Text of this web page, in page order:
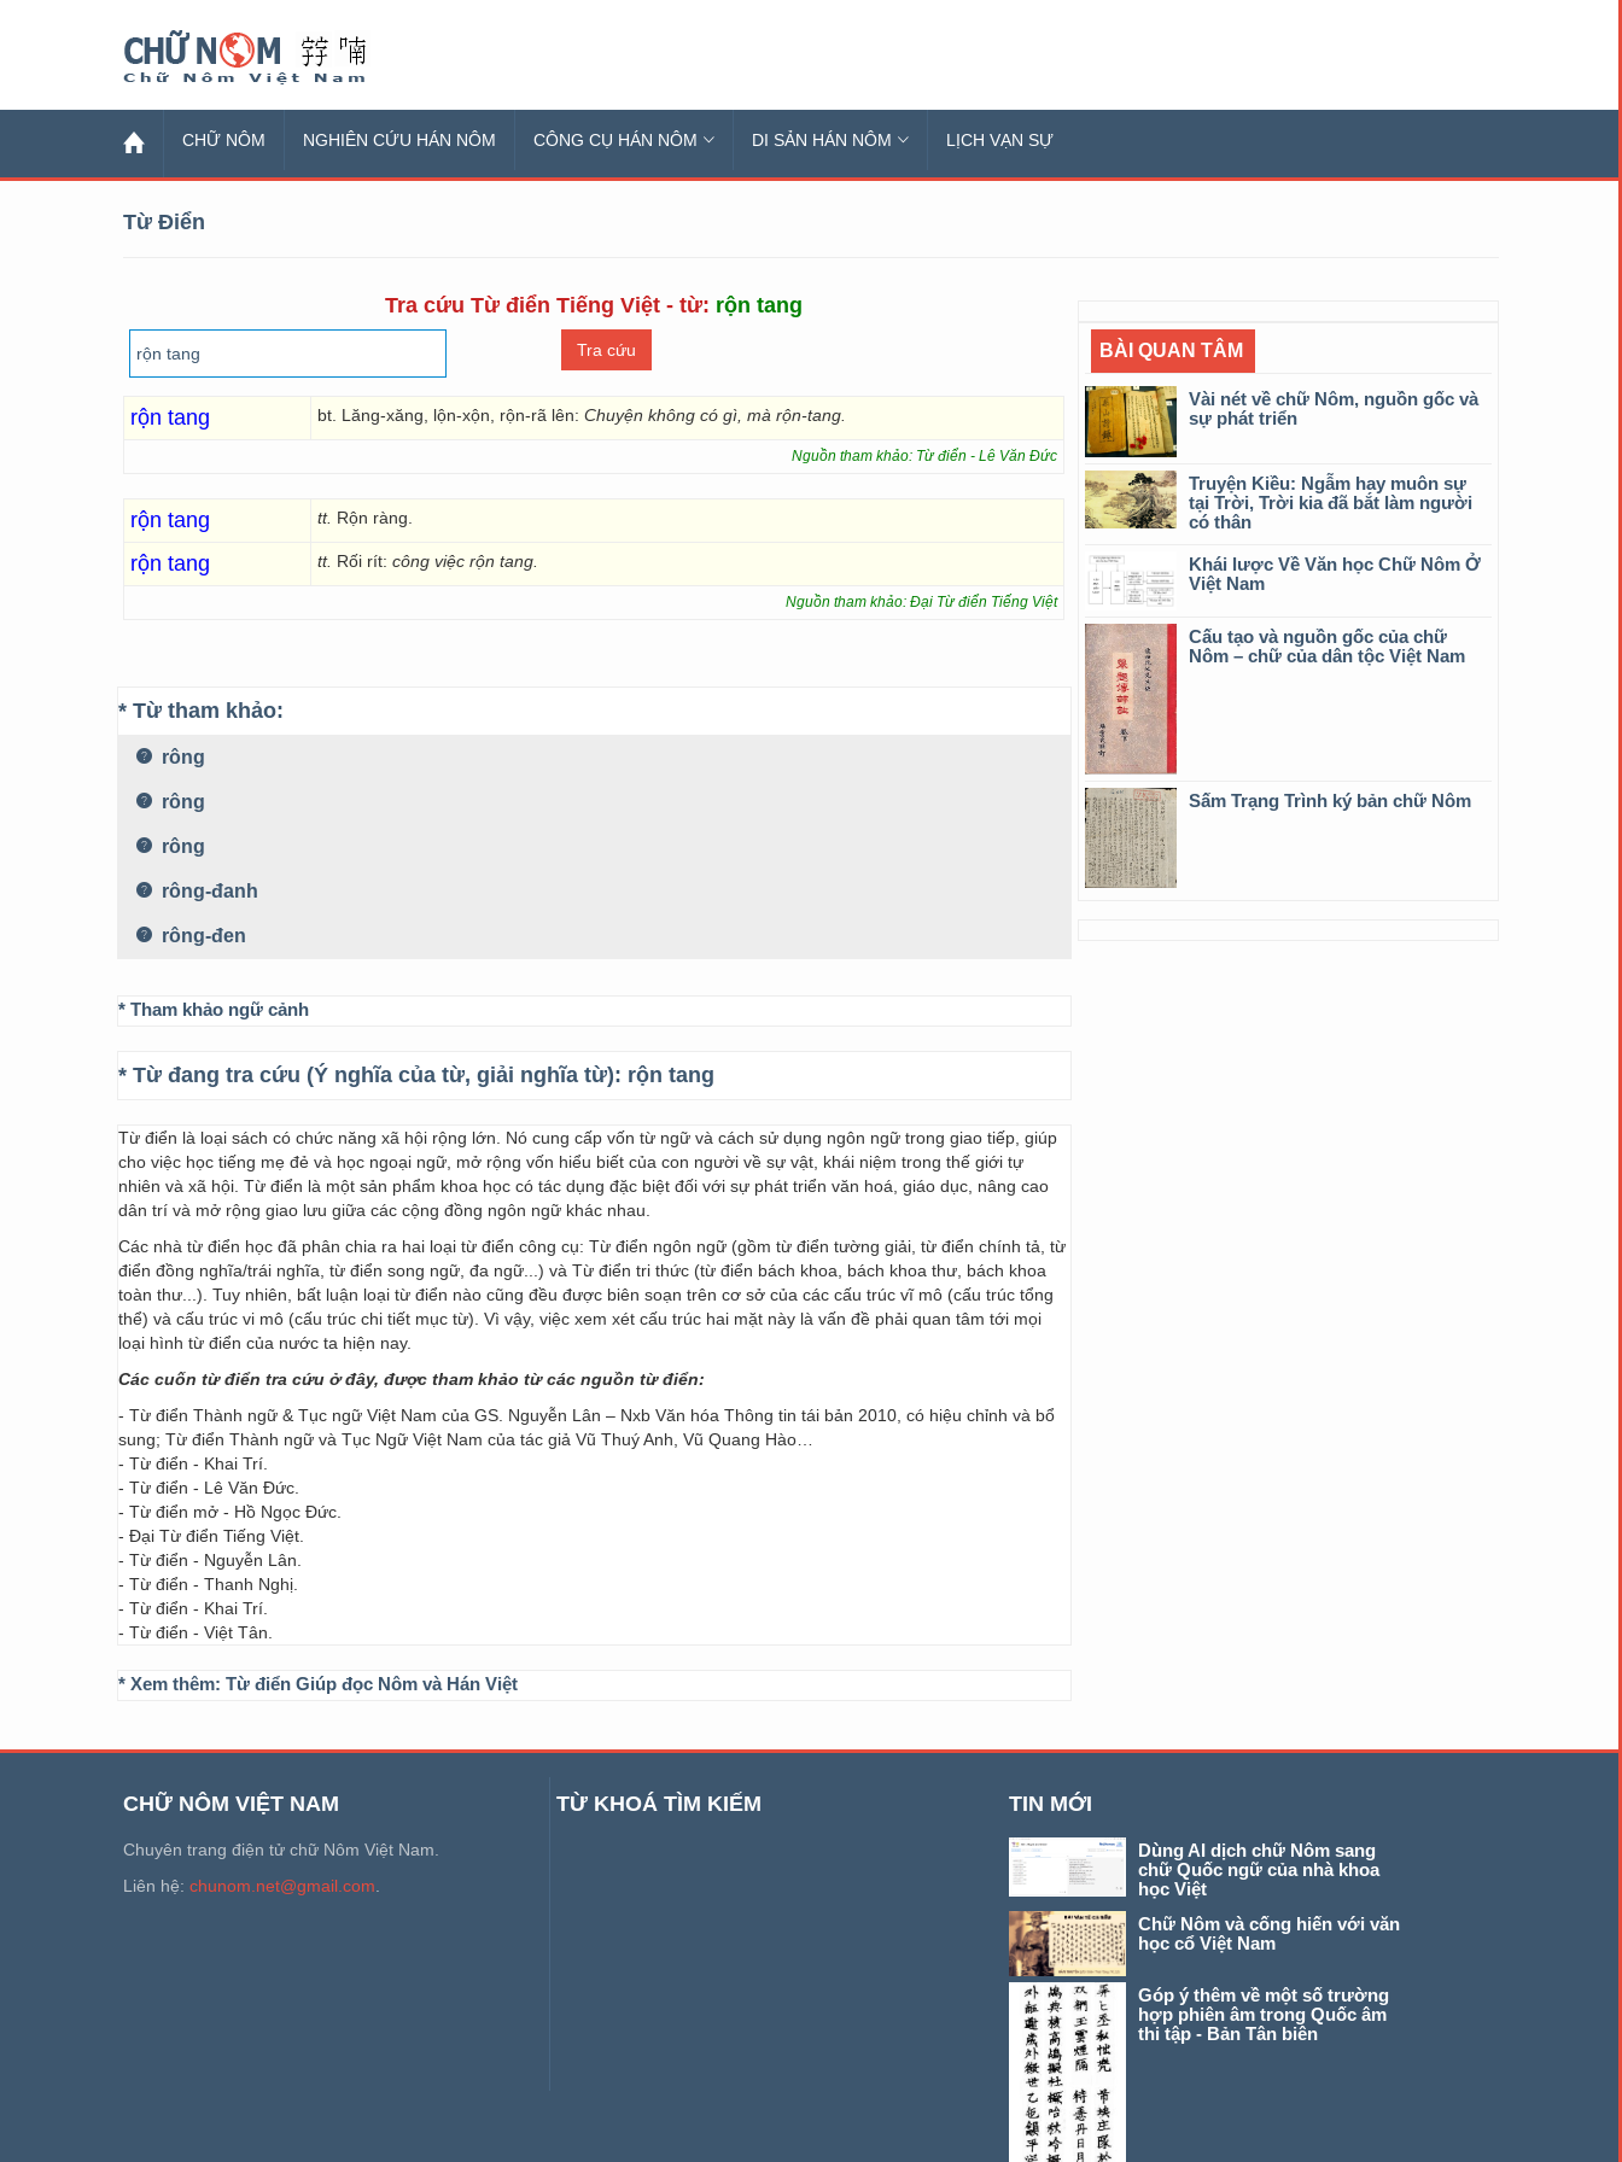
CHỮ NÔM NGHIÊN CỨU HÁN NÔM CÔNG CỤ HÁN NÔM DI SẢN HÁN NÔM LỊCH VẠN SỰ
Từ Điển
Tra cứu Từ điển Tiếng Việt - từ: rộn tang
rộn tang bt. Lăng-xăng, lộn-xộn, rộn-rã lên: Chuyện không có gì, mà rộn-tang.
Nguồn tham khảo: Từ điển - Lê Văn Đức
rộn tang tt. Rộn ràng.
rộn tang tt. Rối rít: công việc rộn tang.
Nguồn tham khảo: Đại Từ điển Tiếng Việt
* Từ tham khảo:
rông
rông
rông
rông-đanh
rông-đen
* Tham khảo ngữ cảnh
* Từ đang tra cứu (Ý nghĩa của từ, giải nghĩa từ): rộn tang
Từ điển là loại sách có chức năng xã hội rộng lớn. Nó cung cấp vốn từ ngữ và cách sử dụng ngôn ngữ trong giao tiếp, giúp
cho việc học tiếng mẹ đẻ và học ngoại ngữ, mở rộng vốn hiểu biết của con người về sự vật, khái niệm trong thế giới tự
nhiên và xã hội. Từ điển là một sản phẩm khoa học có tác dụng đặc biệt đối với sự phát triển văn hoá, giáo dục, nâng cao
dân trí và mở rộng giao lưu giữa các cộng đồng ngôn ngữ khác nhau.
Các nhà từ điển học đã phân chia ra hai loại từ điển công cụ: Từ điển ngôn ngữ (gồm từ điển tường giải, từ điển chính tả, từ
điển đồng nghĩa/trái nghĩa, từ điển song ngữ, đa ngữ...) và Từ điển tri thức (từ điển bách khoa, bách khoa thư, bách khoa
toàn thư...). Tuy nhiên, bất luận loại từ điển nào cũng đều được biên soạn trên cơ sở của các cấu trúc vĩ mô (cấu trúc tổng
thể) và cấu trúc vi mô (cấu trúc chi tiết mục từ). Vì vậy, việc xem xét cấu trúc hai mặt này là vấn đề phải quan tâm tới mọi
loại hình từ điển của nước ta hiện nay.
Các cuốn từ điển tra cứu ở đây, được tham khảo từ các nguồn từ điển:
- Từ điển Thành ngữ & Tục ngữ Việt Nam của GS. Nguyễn Lân – Nxb Văn hóa Thông tin tái bản 2010, có hiệu chỉnh và bổ
sung; Từ điển Thành ngữ và Tục Ngữ Việt Nam của tác giả Vũ Thuý Anh, Vũ Quang Hào…
- Từ điển - Khai Trí.
- Từ điển - Lê Văn Đức.
- Từ điển mở - Hồ Ngọc Đức.
- Đại Từ điển Tiếng Việt.
- Từ điển - Nguyễn Lân.
- Từ điển - Thanh Nghị.
- Từ điển - Khai Trí.
- Từ điển - Việt Tân.
* Xem thêm: Từ điển Giúp đọc Nôm và Hán Việt
BÀI QUAN TÂM
Vài nét về chữ Nôm, nguồn gốc và
sự phát triển
Truyện Kiều: Ngẫm hay muôn sự
tại Trời, Trời kia đã bắt làm người
có thân
Khái lược Về Văn học Chữ Nôm Ở
Việt Nam
Cấu tạo và nguồn gốc của chữ
Nôm – chữ của dân tộc Việt Nam
Sấm Trạng Trình ký bản chữ Nôm
CHỮ NÔM VIỆT NAM
Chuyên trang điện tử chữ Nôm Việt Nam.
Liên hệ: chunom.net@gmail.com
TỪ KHOÁ TÌM KIẾM TIN MỚI
Dùng AI dịch chữ Nôm sang
chữ Quốc ngữ của nhà khoa
học Việt
Chữ Nôm và cống hiến với văn
học cổ Việt Nam
Góp ý thêm về một số trường
hợp phiên âm trong Quốc âm
thi tập - Bản Tân biên